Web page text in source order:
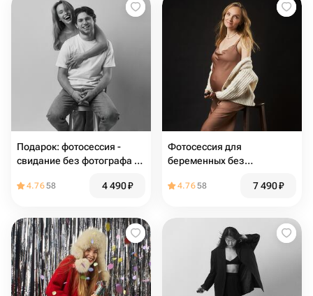
Подарок: фотосессия -
свидание без фотографа 50
4.7658 4 490₽
Фотосессия для
беременных без
4.7658 7 490₽